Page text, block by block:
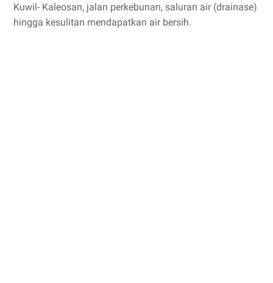
Kuwil- Kaleosan, jalan perkebunan, saluran air (drainase)
hingga kesulitan mendapatkan air bersih.